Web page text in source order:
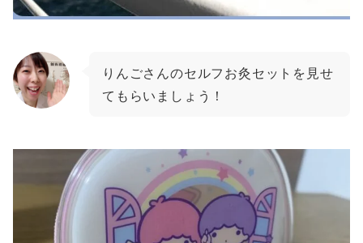
りんごさんのセルフお灸セットを見せ
てもらいましょう！